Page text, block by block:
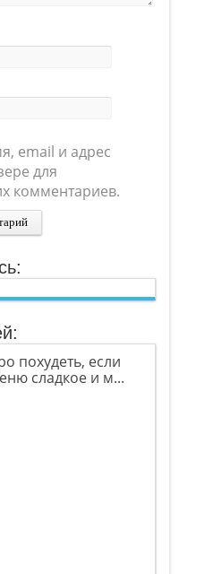
email и адрес
для
комментариев.
похудеть, если
сладкое и м...